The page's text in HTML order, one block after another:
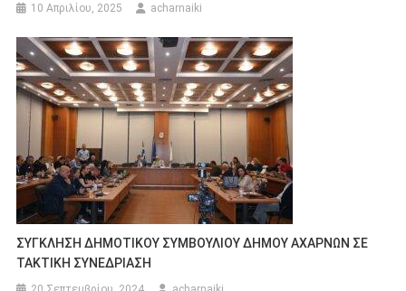
10 Απριλίου, 2025 acharnaiki
ΣΥΓΚΛΗΣΗ ΔΗΜΟΤΙΚΟΥ ΣΥΜΒΟΥΛΙΟΥ ΔΗΜΟΥ ΑΧΑΡΝΩΝ ΣΕ
ΤΑΚΤΙΚΗ ΣΥΝΕΔΡΙΑΣΗ